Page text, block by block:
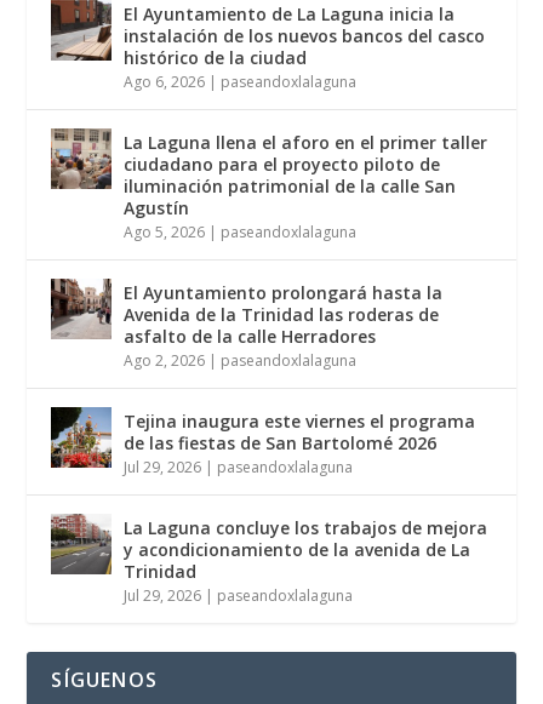
El Ayuntamiento de La Laguna inicia la
instalación de los nuevos bancos del casco
histórico de la ciudad
Ago 6, 2026 | paseandoxlalaguna
La Laguna llena el aforo en el primer taller
ciudadano para el proyecto piloto de
iluminación patrimonial de la calle San
Agustín
Ago 5, 2026 | paseandoxlalaguna
El Ayuntamiento prolongará hasta la
Avenida de la Trinidad las roderas de
asfalto de la calle Herradores
Ago 2, 2026 | paseandoxlalaguna
Tejina inaugura este viernes el programa
de las fiestas de San Bartolomé 2026
Jul 29, 2026 | paseandoxlalaguna
La Laguna concluye los trabajos de mejora
y acondicionamiento de la avenida de La
Trinidad
Jul 29, 2026 | paseandoxlalaguna
SÍGUENOS